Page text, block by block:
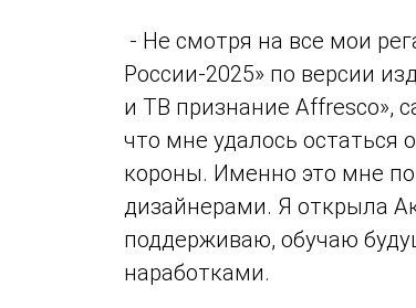
- Не смотря на все мои
России-2025» по версии
и ТВ признание Affresco»,
что мне удалось
короны. Именно это мне
дизайнерами. Я открыла
поддерживаю, обучаю
наработками.